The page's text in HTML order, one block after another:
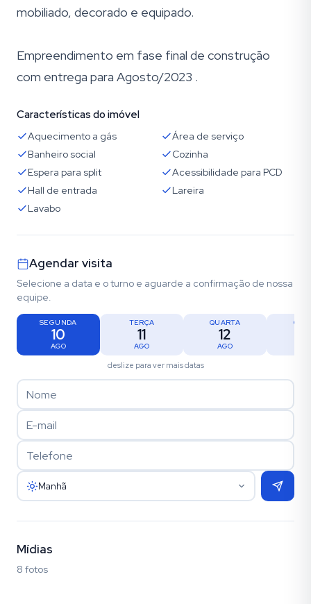
mobiliado, decorado e equipado.
Empreendimento em fase final de construção
com entrega para Agosto/2023 .
Características do imóvel
Aquecimento a gás
Área de serviço
Banheiro social
Cozinha
Espera para split
Acessibilidade para PCD
Hall de entrada
Lareira
Lavabo
Agendar visita
Selecione a data e o turno e aguarde a confirmação de nossa
equipe.
SEGUNDA
10
AGO
TERÇA
11
AGO
QUARTA
12
AGO
deslize para ver mais datas
Manhã
Mídias
8 fotos